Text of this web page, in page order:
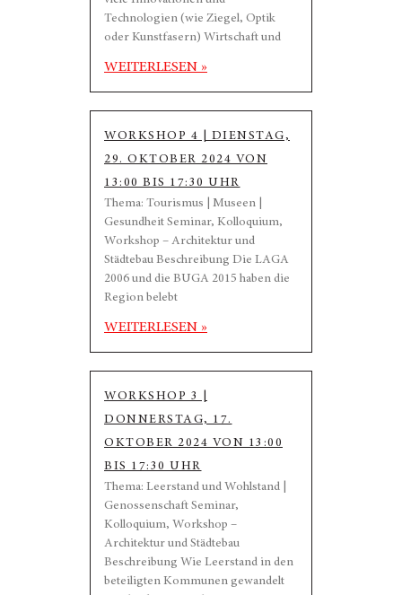
Technologien (wie Ziegel, Optik
oder Kunstfasern) Wirtschaft und
WEITERLESEN »
WORKSHOP 4 | DIENSTAG,
29. OKTOBER 2024 VON
13:00 BIS 17:30 UHR
Thema: Tourismus | Museen |
Gesundheit Seminar, Kolloquium,
Workshop – Architektur und
Städtebau Beschreibung Die LAGA
2006 und die BUGA 2015 haben die
Region belebt
WEITERLESEN »
WORKSHOP 3 |
DONNERSTAG, 17.
OKTOBER 2024 VON 13:00
BIS 17:30 UHR
Thema: Leerstand und Wohlstand |
Genossenschaft Seminar,
Kolloquium, Workshop –
Architektur und Städtebau
Beschreibung Wie Leerstand in den
beteiligten Kommunen gewandelt